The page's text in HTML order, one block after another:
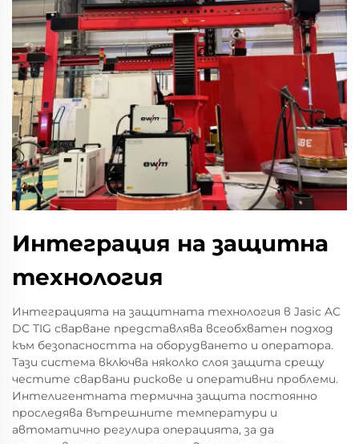
Интеграция на защитна
технология
Интеграцията на защитната технология в Jasic AC
DC TIG сварване представлява всеобхватен подход
към безопасността на оборудването и оператора.
Тази система включва няколко слоя защита срещу
честите сварвани рискове и оперативни проблеми.
Интелигентната термична защита постоянно
проследява вътрешните температури и
автоматично регулира операцията, за да